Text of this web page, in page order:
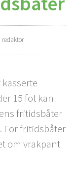
redaktor
15 fot kan
fritidsbåter
For fritidsbåter
om vrakpant